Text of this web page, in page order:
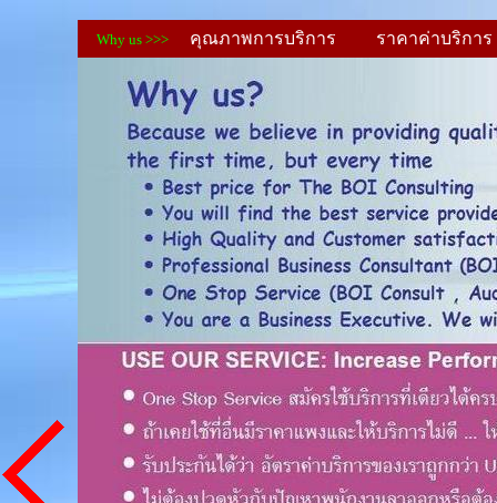
Why us >>> คุณภาพการบริการ ราคาค่าบริก